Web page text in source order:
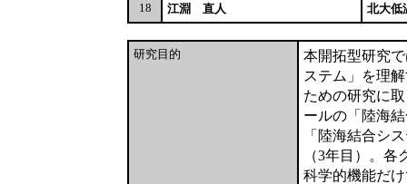
18
江淵 直人 北大低
研究目的
本開拓型研究
ステム」を理
ための研究に
ールの「陸海
「陸海結合シ
（3年目）。
科学的機能だ